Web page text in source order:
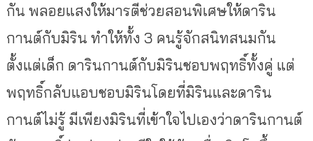
กัน พลอยแสงให้มารตีช่วยสอนพิเศษให้ดาริน
กานต์กับมิริน ทำให้ทั้ง 3 คนรู้จักสนิทสนมกัน
ตั้งแต่เด็ก ดารินกานต์กับมิรินชอบพฤทธิ์ทั้งคู่ แต่
พฤทธิ์กลับแอบชอบมิรินโดยที่มิรินและดาริน
กานต์ไม่รู้ มีเพียงมิรินที่เข้าใจไปเองว่าดารินกานต์